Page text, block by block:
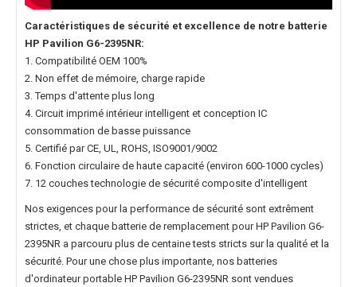
Caractéristiques de sécurité et excellence de notre batterie
HP Pavilion G6-2395NR:
1. Compatibilité OEM 100%
2. Non effet de mémoire, charge rapide
3. Temps d'attente plus long
4. Circuit imprimé intérieur intelligent et conception IC
consommation de basse puissance
5. Certifié par CE, UL, ROHS, ISO9001/9002
6. Fonction circulaire de haute capacité (environ 600-1000 cycles)
7. 12 couches technologie de sécurité composite d'intelligent
Nos exigences pour la performance de sécurité sont extrêment
strictes, et chaque batterie de remplacement pour HP Pavilion G6-
2395NR a parcouru plus de centaine tests stricts sur la qualité et la
sécurité. Pour une chose plus importante, nos batteries
d'ordinateur portable HP Pavilion G6-2395NR sont vendues